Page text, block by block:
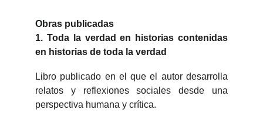
Obras publicadas
1. Toda la verdad en historias contenidas
en historias de toda la verdad
Libro publicado en el que el autor desarrolla
relatos y reflexiones sociales desde una
perspectiva humana y crítica.